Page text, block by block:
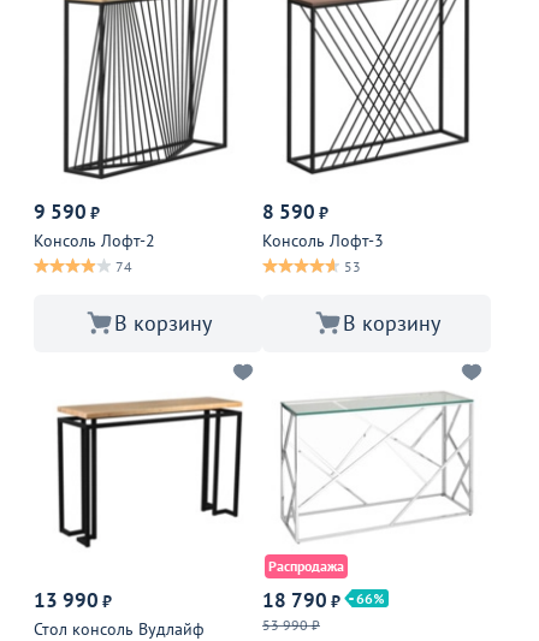
9 590 ₽
Консоль Лофт-2
74
В корзину
8 590 ₽
Консоль Лофт-3
53
В корзину
13 990 ₽
Стол консоль Вудлайф
Распродажа
18 790 ₽
66
53 990 ₽